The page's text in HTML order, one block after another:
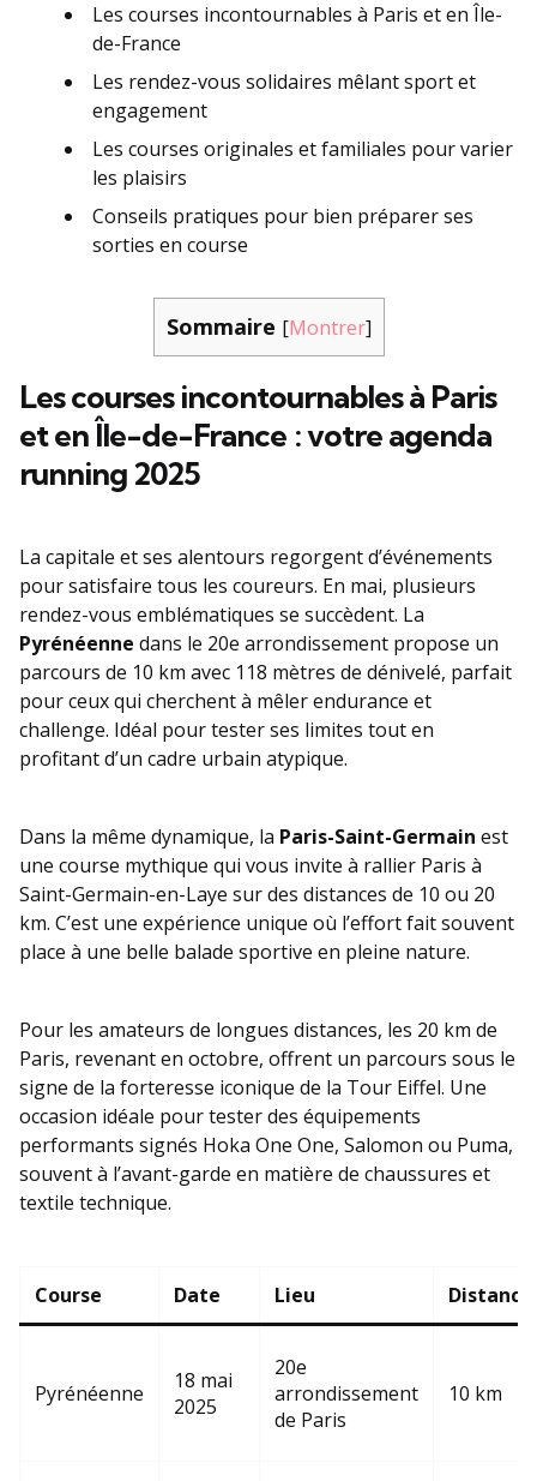
Les courses incontournables à Paris et en Île-
de-France
Les rendez-vous solidaires mêlant sport et
engagement
Les courses originales et familiales pour varier
les plaisirs
Conseils pratiques pour bien préparer ses
sorties en course
Sommaire [Montrer]
Les courses incontournables à Paris
et en Île-de-France : votre agenda
running 2025
La capitale et ses alentours regorgent d’événements
pour satisfaire tous les coureurs. En mai, plusieurs
rendez-vous emblématiques se succèdent. La
Pyrénéenne dans le 20e arrondissement propose un
parcours de 10 km avec 118 mètres de dénivelé, parfait
pour ceux qui cherchent à mêler endurance et
challenge. Idéal pour tester ses limites tout en
profitant d’un cadre urbain atypique.
Dans la même dynamique, la Paris-Saint-Germain est
une course mythique qui vous invite à rallier Paris à
Saint-Germain-en-Laye sur des distances de 10 ou 20
km. C’est une expérience unique où l’effort fait souvent
place à une belle balade sportive en pleine nature.
Pour les amateurs de longues distances, les 20 km de
Paris, revenant en octobre, offrent un parcours sous le
signe de la forteresse iconique de la Tour Eiffel. Une
occasion idéale pour tester des équipements
performants signés Hoka One One, Salomon ou Puma,
souvent à l’avant-garde en matière de chaussures et
textile technique.
Course Date Lieu Distance
Pyrénéenne
18 mai
2025
20e
arrondissement
de Paris
10 km